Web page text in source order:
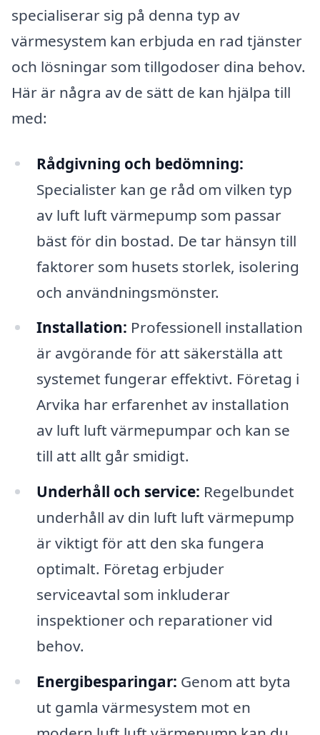
specialiserar sig på denna typ av
värmesystem kan erbjuda en rad tjänster
och lösningar som tillgodoser dina behov.
Här är några av de sätt de kan hjälpa till
med:
Rådgivning och bedömning:
Specialister kan ge råd om vilken typ
av luft luft värmepump som passar
bäst för din bostad. De tar hänsyn till
faktorer som husets storlek, isolering
och användningsmönster.
Installation: Professionell installation
är avgörande för att säkerställa att
systemet fungerar effektivt. Företag i
Arvika har erfarenhet av installation
av luft luft värmepumpar och kan se
till att allt går smidigt.
Underhåll och service: Regelbundet
underhåll av din luft luft värmepump
är viktigt för att den ska fungera
optimalt. Företag erbjuder
serviceavtal som inkluderar
inspektioner och reparationer vid
behov.
Energibesparingar: Genom att byta
ut gamla värmesystem mot en